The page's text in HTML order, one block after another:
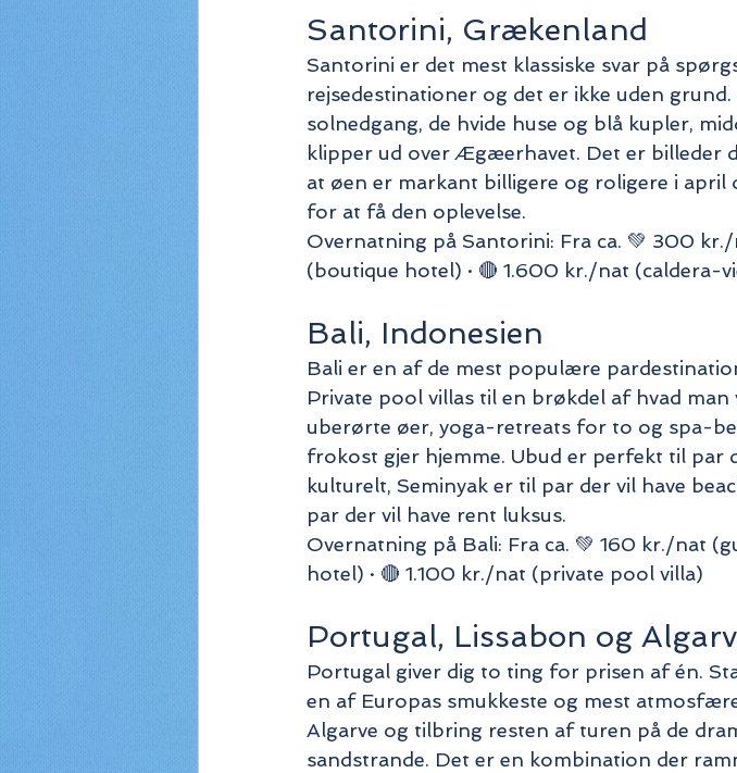
Santorini, Grækenland
Santorini er det mest klassiske svar på
rejsedestinationer og det er ikke uden
solnedgang, de hvide huse og blå kupler,
klipper ud over Ægæerhavet. Det er billeder
at øen er markant billigere og roligere i
for at få den oplevelse.
Overnatning på Santorini: Fra ca. 💚 300
(boutique hotel) · 🔴 1.600 kr./nat (caldera-
Bali, Indonesien
Bali er en af de mest populære
Private pool villas til en brøkdel af hvad
uberørte øer, yoga-retreats for to og spa-
frokost gjer hjemme. Ubud er perfekt til par
kulturelt, Seminyak er til par der vil have
par der vil have rent luksus.
Overnatning på Bali: Fra ca. 💚 160 kr./nat
hotel) · 🔴 1.100 kr./nat (private pool villa)
Portugal, Lissabon og
Portugal giver dig to ting for prisen af én.
en af Europas smukkeste og mest
Algarve og tilbring resten af turen på de
sandstrande. Det er en kombination der